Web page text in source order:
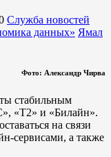
Служба новостей
данных» Ямал
Фото: Александр Чирва
стабильным
«Т2» и «Билайн».
на связи
а также